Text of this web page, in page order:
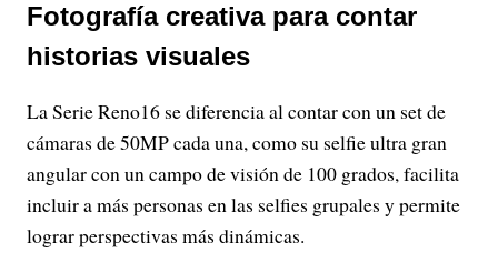
Fotografía creativa para contar
historias visuales
La Serie Reno16 se diferencia al contar con un set de
cámaras de 50MP cada una, como su selfie ultra gran
angular con un campo de visión de 100 grados, facilita
incluir a más personas en las selfies grupales y permite
lograr perspectivas más dinámicas.